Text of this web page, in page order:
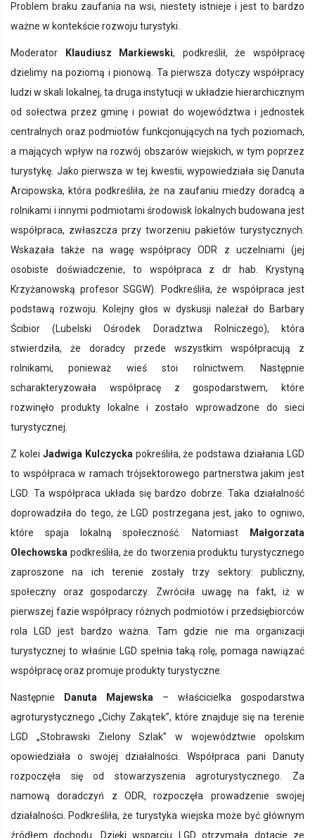
Problem braku zaufania na wsi, niestety istnieje i jest to bardzo
ważne w kontekście rozwoju turystyki.
Moderator Klaudiusz Markiewski, podkreślił, że współpracę
dzielimy na poziomą i pionową. Ta pierwsza dotyczy współpracy
ludzi w skali lokalnej, ta druga instytucji w układzie hierarchicznym
od sołectwa przez gminę i powiat do województwa i jednostek
centralnych oraz podmiotów funkcjonujących na tych poziomach,
a mających wpływ na rozwój obszarów wiejskich, w tym poprzez
turystykę. Jako pierwsza w tej kwestii, wypowiedziała się Danuta
Arcipowska, która podkreśliła, że na zaufaniu miedzy doradcą a
rolnikami i innymi podmiotami środowisk lokalnych budowana jest
współpraca, zwłaszcza przy tworzeniu pakietów turystycznych.
Wskazała także na wagę współpracy ODR z uczelniami (jej
osobiste doświadczenie, to współpraca z dr hab. Krystyną
Krzyżanowską profesor SGGW). Podkreśliła, że współpraca jest
podstawą rozwoju. Kolejny głos w dyskusji należał do Barbary
Ścibior (Lubelski Ośrodek Doradztwa Rolniczego), która
stwierdziła, że doradcy przede wszystkim współpracują z
rolnikami, ponieważ wieś stoi rolnictwem. Następnie
scharakteryzowała współpracę z gospodarstwem, które
rozwinęło produkty lokalne i zostało wprowadzone do sieci
turystycznej.
Z kolei Jadwiga Kulczycka pokreśliła, że podstawa działania LGD
to współpraca w ramach trójsektorowego partnerstwa jakim jest
LGD. Ta współpraca układa się bardzo dobrze. Taka działalność
doprowadziła do tego, że LGD postrzegana jest, jako to ogniwo,
które spaja lokalną społeczność. Natomiast
Małgorzata
Olechowska podkreśliła, że do tworzenia produktu turystycznego
zaproszone na ich terenie zostały trzy sektory: publiczny,
społeczny oraz gospodarczy. Zwróciła uwagę na fakt, iż w
pierwszej fazie współpracy różnych podmiotów i przedsiębiorców
rola LGD jest bardzo ważna. Tam gdzie nie ma organizacji
turystycznej to właśnie LGD spełnia taką rolę, pomaga nawiązać
współpracę oraz promuje produkty turystyczne.
Następnie Danuta Majewska – właścicielka gospodarstwa
agroturystycznego „Cichy Zakątek”, które znajduje się na terenie
LGD „Stobrawski Zielony Szlak” w województwie opolskim
opowiedziała o swojej działalności. Współpraca pani Danuty
rozpoczęła się od stowarzyszenia agroturystycznego. Za
namową doradczyń z ODR, rozpoczęła prowadzenie swojej
działalności. Podkreśliła, że turystyka wiejska może być głównym
źródłem dochodu. Dzięki wsparciu LGD otrzymała dotacje ze